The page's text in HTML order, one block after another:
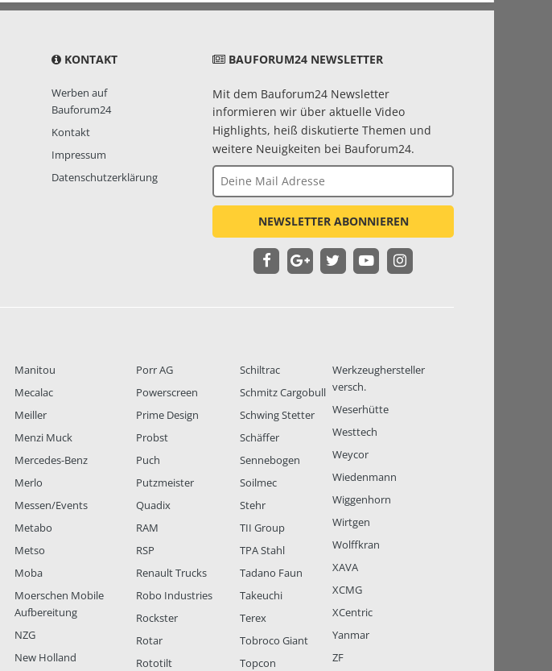
KONTAKT
Werben auf
Bauforum24
Kontakt
Impressum
Datenschutzerklärung
BAUFORUM24 NEWSLETTER
Mit dem Bauforum24 Newsletter
informieren wir über aktuelle Video
Highlights, heiß diskutierte Themen und
weitere Neuigkeiten bei Bauforum24.
NEWSLETTER ABONNIEREN
Manitou
Mecalac
Meiller
Menzi Muck
Mercedes-Benz
Merlo
Messen/Events
Metabo
Metso
Moba
Moerschen Mobile
Aufbereitung
NZG
New Holland
Porr AG
Powerscreen
Prime Design
Probst
Puch
Putzmeister
Quadix
RAM
RSP
Renault Trucks
Robo Industries
Rockster
Rotar
Rototilt
Schiltrac
Schmitz Cargobull
Schwing Stetter
Schäffer
Sennebogen
Soilmec
Stehr
TII Group
TPA Stahl
Tadano Faun
Takeuchi
Terex
Tobroco Giant
Topcon
Werkzeughersteller
versch.
Weserhütte
Westtech
Weycor
Wiedenmann
Wiggenhorn
Wirtgen
Wolffkran
XAVA
XCMG
XCentric
Yanmar
ZF